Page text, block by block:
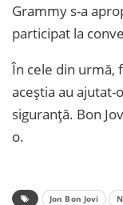
Grammy s-a
participat la
În cele din urmă,
aceștia au ajutat-
siguranță. Bon
o.
Jon Bon Jovi